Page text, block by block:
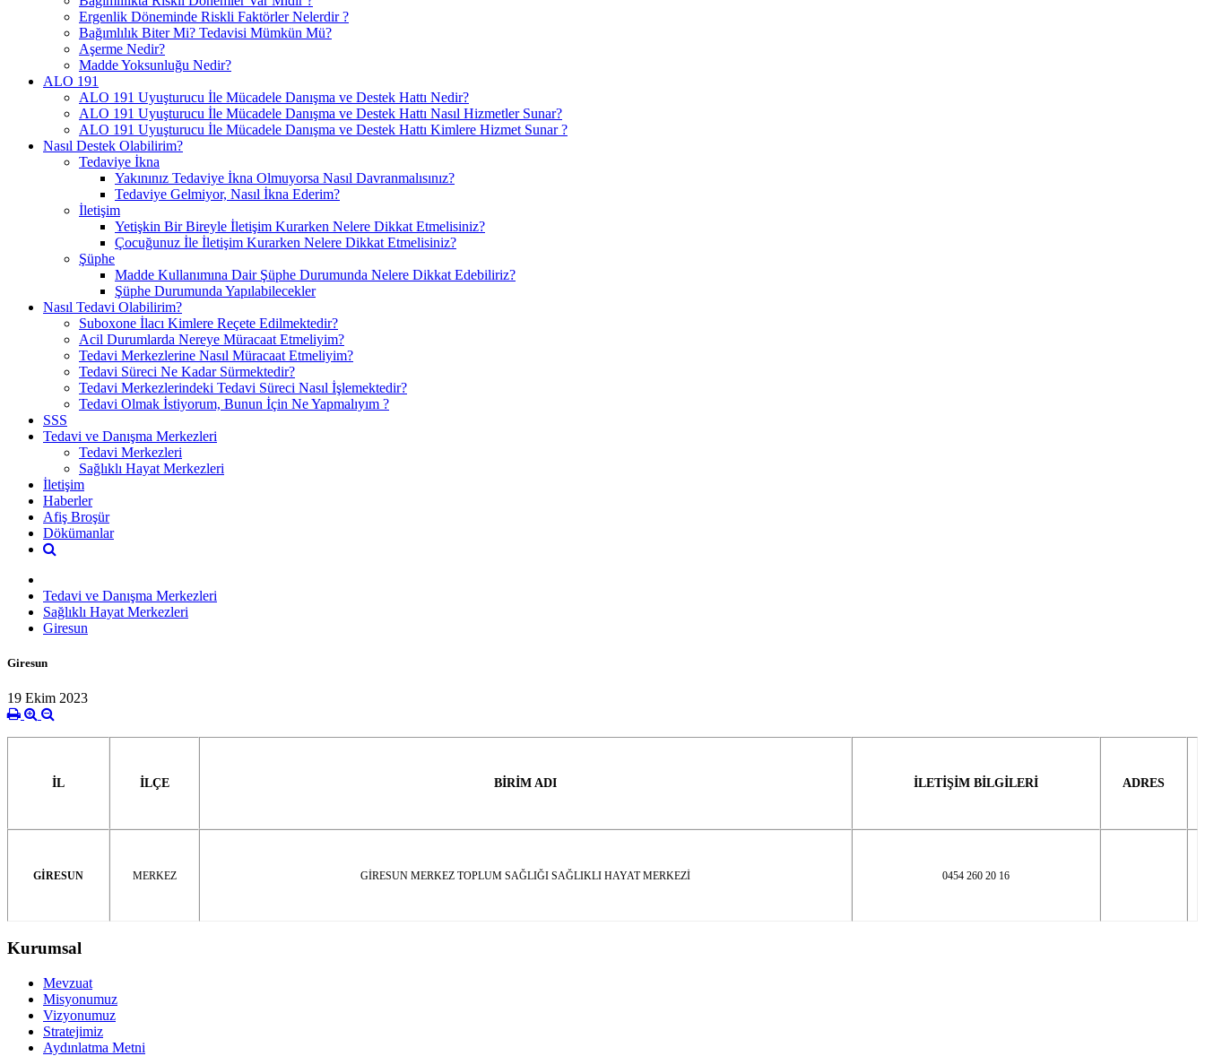
Ergenlik Döneminde Riskli Faktörler Nelerdir ?
Bağımlılık Biter Mi? Tedavisi Mümkün Mü?
Aşerme Nedir?
Madde Yoksunluğu Nedir?
ALO 191
ALO 191 Uyuşturucu İle Mücadele Danışma ve Destek Hattı Nedir?
ALO 191 Uyuşturucu İle Mücadele Danışma ve Destek Hattı Nasıl Hizmetler Sunar?
ALO 191 Uyuşturucu İle Mücadele Danışma ve Destek Hattı Kimlere Hizmet Sunar ?
Nasıl Destek Olabilirim?
Tedaviye İkna
Yakınınız Tedaviye İkna Olmuyorsa Nasıl Davranmalısınız?
Tedaviye Gelmiyor, Nasıl İkna Ederim?
İletişim
Yetişkin Bir Bireyle İletişim Kurarken Nelere Dikkat Etmelisiniz?
Çocuğunuz İle İletişim Kurarken Nelere Dikkat Etmelisiniz?
Şüphe
Madde Kullanımına Dair Şüphe Durumunda Nelere Dikkat Edebiliriz?
Şüphe Durumunda Yapılabilecekler
Nasıl Tedavi Olabilirim?
Suboxone İlacı Kimlere Reçete Edilmektedir?
Acil Durumlarda Nereye Müracaat Etmeliyim?
Tedavi Merkezlerine Nasıl Müracaat Etmeliyim?
Tedavi Süreci Ne Kadar Sürmektedir?
Tedavi Merkezlerindeki Tedavi Süreci Nasıl İşlemektedir?
Tedavi Olmak İstiyorum, Bunun İçin Ne Yapmalıyım ?
SSS
Tedavi ve Danışma Merkezleri
Tedavi Merkezleri
Sağlıklı Hayat Merkezleri
İletişim
Haberler
Afiş Broşür
Dökümanlar
Tedavi ve Danışma Merkezleri
Sağlıklı Hayat Merkezleri
Giresun
Giresun
19 Ekim 2023
İL İLÇE BİRİM ADI İLETİŞİM BİLGİLERİ ADRES
GİRESUN MERKEZ GİRESUN MERKEZ TOPLUM SAĞLIĞI SAĞLIKLI HAYAT MERKEZİ 0454 260 20 16
Kurumsal
Mevzuat
Misyonumuz
Vizyonumuz
Stratejimiz
Aydınlatma Metni